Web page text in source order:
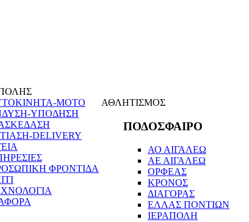
ΜΟΤΟ
ΥΠΟΔΗΣΗ
DELIVERY
ΦΡΟΝΤΙΔΑ
ΑΘΛΗΤΙΣΜΟΣ
ΠΟΔΟΣΦΑΙΡΟ
ΑΟ ΑΙΓΑΛΕΩ
ΑΕ ΑΙΓΑΛΕΩ
ΟΡΦΕΑΣ
ΚΡΟΝΟΣ
ΔΙΑΓΟΡΑΣ
ΕΛΛΑΣ ΠΟΝΤΙΩΝ
ΙΕΡΑΠΟΛΗ